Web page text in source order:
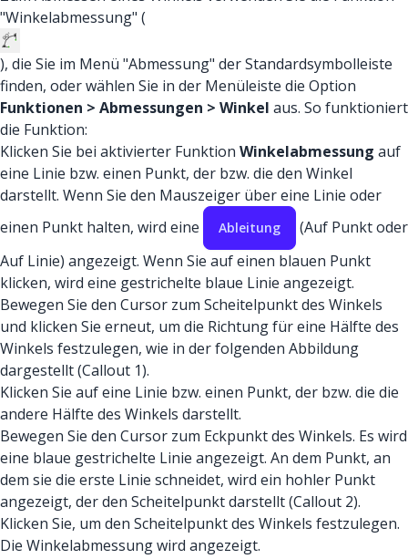
"Winkelabmessung" (
), die Sie im Menü "Abmessung" der Standardsymbolleiste
finden, oder wählen Sie in der Menüleiste die Option
Funktionen > Abmessungen > Winkel aus. So funktioniert
die Funktion:
Klicken Sie bei aktivierter Funktion Winkelabmessung auf
eine Linie bzw. einen Punkt, der bzw. die den Winkel
darstellt. Wenn Sie den Mauszeiger über eine Linie oder
einen Punkt halten, wird eine
Ableitung
(Auf Punkt oder
Auf Linie) angezeigt. Wenn Sie auf einen blauen Punkt
klicken, wird eine gestrichelte blaue Linie angezeigt.
Bewegen Sie den Cursor zum Scheitelpunkt des Winkels
und klicken Sie erneut, um die Richtung für eine Hälfte des
Winkels festzulegen, wie in der folgenden Abbildung
dargestellt (Callout 1).
Klicken Sie auf eine Linie bzw. einen Punkt, der bzw. die die
andere Hälfte des Winkels darstellt.
Bewegen Sie den Cursor zum Eckpunkt des Winkels. Es wird
eine blaue gestrichelte Linie angezeigt. An dem Punkt, an
dem sie die erste Linie schneidet, wird ein hohler Punkt
angezeigt, der den Scheitelpunkt darstellt (Callout 2).
Klicken Sie, um den Scheitelpunkt des Winkels festzulegen.
Die Winkelabmessung wird angezeigt.